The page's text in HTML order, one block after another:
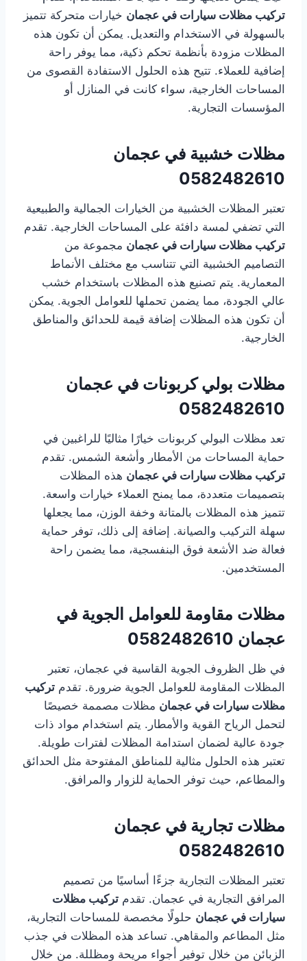
تركيب مظلات سيارات في عجمان خيارات متحركة تتميز
بالسهولة في الاستخدام والتعديل. يمكن أن تكون هذه
المظلات مزودة بأنظمة تحكم ذكية، مما يوفر راحة
إضافية للعملاء. تتيح هذه الحلول الاستفادة القصوى من
المساحات الخارجية، سواء كانت في المنازل أو
المؤسسات التجارية.
مظلات خشبية في عجمان
0582482610
تعتبر المظلات الخشبية من الخيارات الجمالية والطبيعية
التي تضفي لمسة دافئة على المساحات الخارجية. تقدم
تركيب مظلات سيارات في عجمان مجموعة من
التصاميم الخشبية التي تتناسب مع مختلف الأنماط
المعمارية. يتم تصنيع هذه المظلات باستخدام خشب
عالي الجودة، مما يضمن تحملها للعوامل الجوية. يمكن
أن تكون هذه المظلات إضافة قيمة للحدائق والمناطق
الخارجية.
مظلات بولي كربونات في عجمان
0582482610
تعد مظلات البولي كربونات خيارًا مثاليًا للراغبين في
حماية المساحات من الأمطار وأشعة الشمس. تقدم
تركيب مظلات سيارات في عجمان هذه المظلات
بتصميمات متعددة، مما يمنح العملاء خيارات واسعة.
تتميز هذه المظلات بالمتانة وخفة الوزن، مما يجعلها
سهلة التركيب والصيانة. إضافة إلى ذلك، توفر حماية
فعالة ضد الأشعة فوق البنفسجية، مما يضمن راحة
المستخدمين.
مظلات مقاومة للعوامل الجوية في
عجمان 0582482610
في ظل الظروف الجوية القاسية في عجمان، تعتبر
المظلات المقاومة للعوامل الجوية ضرورة. تقدم تركيب
مظلات سيارات في عجمان مظلات مصممة خصيصًا
لتحمل الرياح القوية والأمطار. يتم استخدام مواد ذات
جودة عالية لضمان استدامة المظلات لفترات طويلة.
تعتبر هذه الحلول مثالية للمناطق المفتوحة مثل الحدائق
والمطاعم، حيث توفر الحماية للزوار والمرافق.
مظلات تجارية في عجمان
0582482610
تعتبر المظلات التجارية جزءًا أساسيًا من تصميم
المرافق التجارية في عجمان. تقدم تركيب مظلات
سيارات في عجمان حلولًا مخصصة للمساحات التجارية،
مثل المطاعم والمقاهي. تساعد هذه المظلات في جذب
الزبائن من خلال توفير أجواء مريحة ومظللة. من خلال